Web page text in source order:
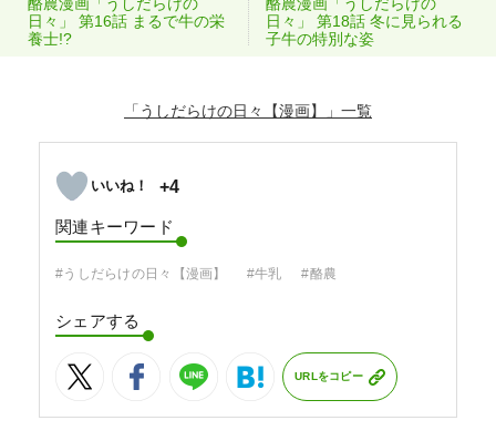
日々」 第16話 まるで牛の栄
養士!?
日々」 第18話 冬に見られる
子牛の特別な姿
「うしだらけの日々【漫画】」
+4
関連キーワード
#うしだらけの日々【漫画】 #牛乳 #酪農
シェアする
URLをコピー